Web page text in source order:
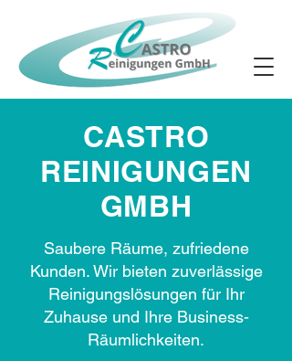
CASTRO
REINIGUNGEN
GMBH
Saubere Räume, zufriedene
Kunden. Wir bieten zuverlässige
Reinigungslösungen für Ihr
Zuhause und Ihre Business-
Räumlichkeiten.